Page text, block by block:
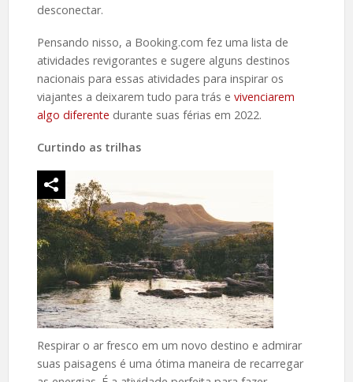
desconectar.
Pensando nisso, a Booking.com fez uma lista de
atividades revigorantes e sugere alguns destinos
nacionais para essas atividades para inspirar os
viajantes a deixarem tudo para trás e vivenciarem
algo diferente durante suas férias em 2022.
Curtindo as trilhas
Respirar o ar fresco em um novo destino e admirar
suas paisagens é uma ótima maneira de recarregar